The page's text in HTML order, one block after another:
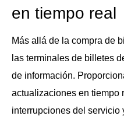
en tiempo real
Más allá de la compra de
las terminales de billetes
de información.
actualizaciones en tiempo
interrupciones del servicio